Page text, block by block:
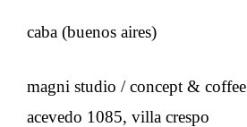
caba (buenos aires)
magni studio / concept & coffee
acevedo 1085, villa crespo